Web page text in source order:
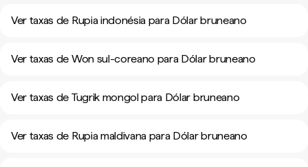
Ver taxas de Rupia indonésia para Dólar bruneano
Ver taxas de Won sul-coreano para Dólar bruneano
Ver taxas de Tugrik mongol para Dólar bruneano
Ver taxas de Rupia maldivana para Dólar bruneano